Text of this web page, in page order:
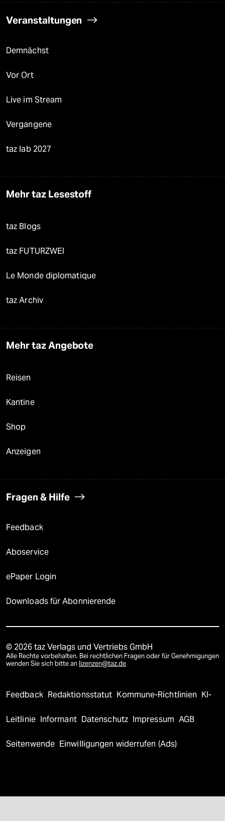
Veranstaltungen
Demnächst
Vor Ort
Live im Stream
Vergangene
taz lab 2027
Mehr taz Lesestoff
taz Blogs
taz FUTURZWEI
Le Monde diplomatique
taz Archiv
Mehr taz Angebote
Reisen
Kantine
Shop
Anzeigen
Fragen & Hilfe
Feedback
Aboservice
ePaper Login
Downloads für Abonnierende
© 2026 taz Verlags und Vertriebs GmbH
Alle Rechte vorbehalten. Bei rechtlichen Fragen oder für Genehmigungen
wenden Sie sich bitte an lizenzen@taz.de
Feedback Redaktionsstatut Kommune-Richtlinien KI-
Leitlinie Informant Datenschutz Impressum AGB
Seitenwende Einwilligungen widerrufen (Ads)